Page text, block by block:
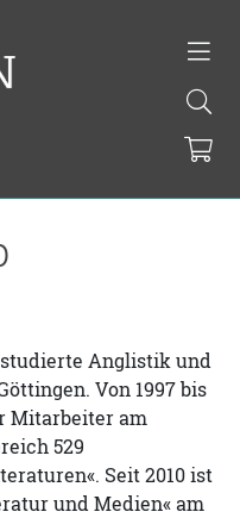
studierte Anglistik und
Von 1997 bis
Mitarbeiter am
529
Seit 2010 ist
und Medien« am